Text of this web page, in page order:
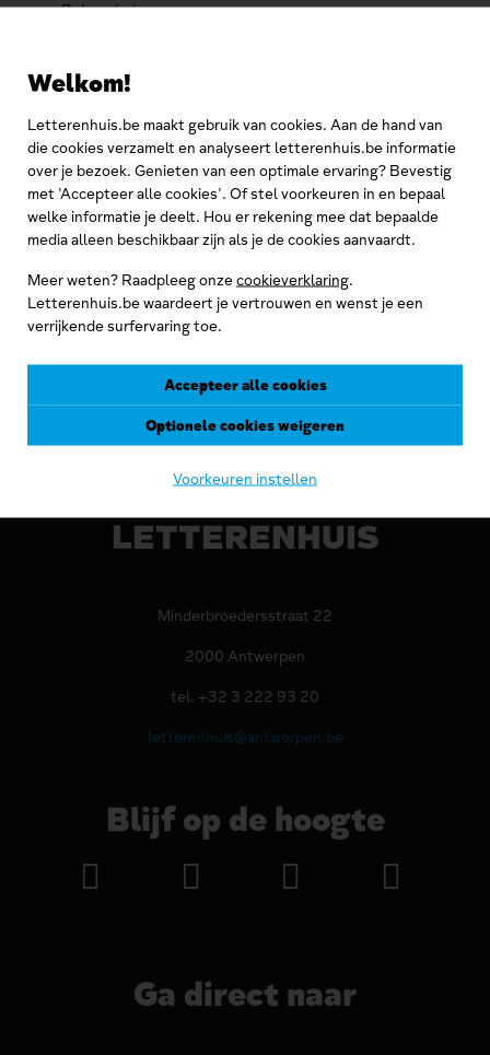
Welkom!
Letterenhuis.be maakt gebruik van cookies. Aan de hand van
die cookies verzamelt en analyseert letterenhuis.be informatie
over je bezoek. Genieten van een optimale ervaring? Bevestig
met 'Accepteer alle cookies'. Of stel voorkeuren in en bepaal
welke informatie je deelt. Hou er rekening mee dat bepaalde
media alleen beschikbaar zijn als je de cookies aanvaardt.
Meer weten? Raadpleeg onzecookieverklaring.
Letterenhuis.be waardeert je vertrouwen en wenst je een
verrijkende surfervaring toe.
Accepteer alle cookies
Optionele cookies weigeren
Voorkeuren instellen
Rubenshuis
Meld je aan voor de
nieuwsbrief
LETTERENHUIS
Minderbroedersstraat 22
2000 Antwerpen
tel. +32 3 222 93 20
letterenhuis@antwerpen.be
Blijf op de hoogte
Ga direct naar